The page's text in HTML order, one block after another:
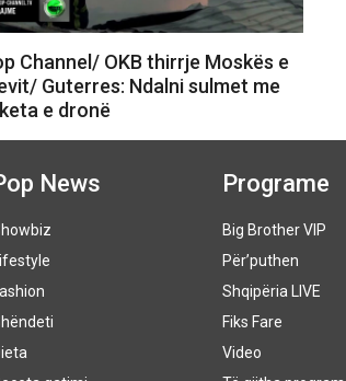
Channel/ OKB thirrje Moskës e
Guterres: Ndalni sulmet me
e dronë
News
Lifestyle
Programe
Big Brother VIP
Për’puthen
Shqipëria LIVE
Fiks Fare
Video